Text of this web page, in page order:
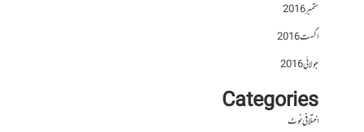
ستمبر 2016
اگست 2016
جولائی 2016
Categories
اختلافی نوٹ